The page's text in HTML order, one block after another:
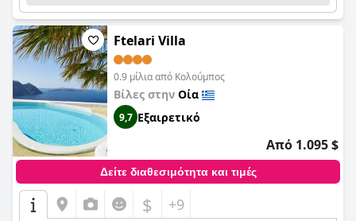
Ftelari Villa
0.9 μίλια από Κολούμπος
Βίλες στην Οία
9,7 Εξαιρετικό
Από 1.095 $
Δείτε διαθεσιμότητα και τιμές
$ +9